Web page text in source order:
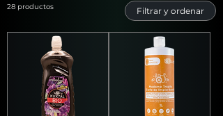
28 productos Filtrar y ordenar